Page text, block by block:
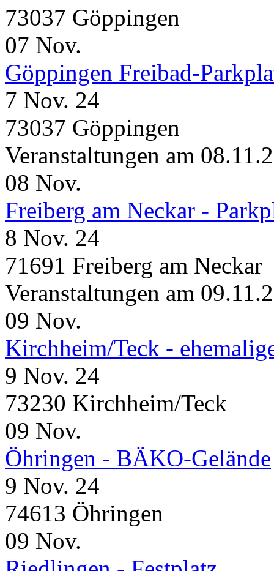
73037 Göppingen
07 Nov.
Göppingen Freibad-
7 Nov. 24
73037 Göppingen
Veranstaltungen am
08 Nov.
Freiberg am Neckar -
8 Nov. 24
71691 Freiberg am Neckar
Veranstaltungen am
09 Nov.
Kirchheim/Teck -
9 Nov. 24
73230 Kirchheim/Teck
09 Nov.
Öhringen - BÄKO-Gelände
9 Nov. 24
74613 Öhringen
09 Nov.